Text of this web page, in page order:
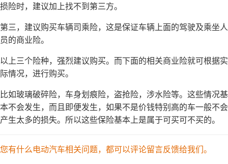
损险时，建议加上找不到第三方。
第三，建议购买车辆司乘险，这是保证车辆上面的驾驶及乘坐人
员的商业险。
以上三个险种，强烈建议购买。而下面的相关商业险就可根据实
际情况，进行购买。
比如玻璃破碎险，车身划痕险，盗抢险，涉水险等。这些情况基
本不会发生，而且即便发生，如果不是价钱特别高的车一般不会
产生太多的损失。所以这些保险基本上是属于可买可不买的。
您有什么电动汽车相关问题，都可以评论留言反馈给我们。